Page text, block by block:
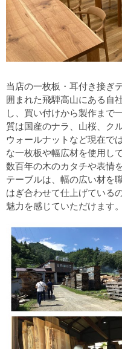
当店の一枚板・耳付き接ぎ
囲まれた飛騨高山にある自
し、買い付けから製作まで
質は国産のナラ、山桜、ク
ウォールナットなど現在で
な一枚板や幅広材を使用し
数百年の木のカタチや表情
テーブルは、幅の広い材を
はぎ合わせて仕上げている
魅力を感じていただけます。